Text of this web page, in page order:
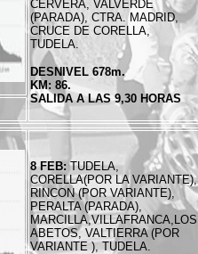
CERVERA, VALVERDE
(PARADA), CTRA. MADRID,
CRUCE DE CORELLA,
TUDELA.
DESNIVEL 678m.
KM: 86.
SALIDA A LAS 9,30 HORAS
8 FEB:TUDELA,
CORELLA(POR LA VARIANTE),
RINCON (POR VARIANTE),
PERALTA (PARADA),
MARCILLA,VILLAFRANCA,LOS
ABETOS, VALTIERRA (POR
VARIANTE ), TUDELA.